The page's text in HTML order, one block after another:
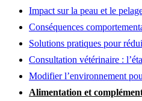
Impact sur la peau et le
Conséquences
Solutions pratiques pour
Consultation vétérinaire :
Modifier l’environnement
Alimentation et